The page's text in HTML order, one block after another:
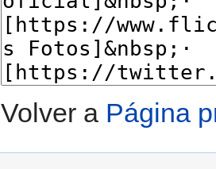
Volver a Página